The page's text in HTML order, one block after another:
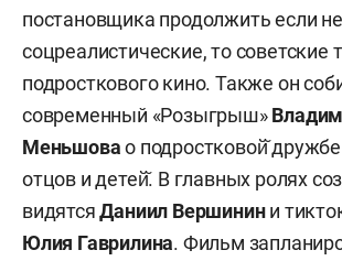
постановщика продолжить если не
соцреалистические, то советские
подросткового кино. Также он
современный «Розыгрыш»
Меньшовао подростковой̆
отцов и детей̆. В главных ролях
видятсяДаниил Вершинини
Юлия Гаврилина. Фильм